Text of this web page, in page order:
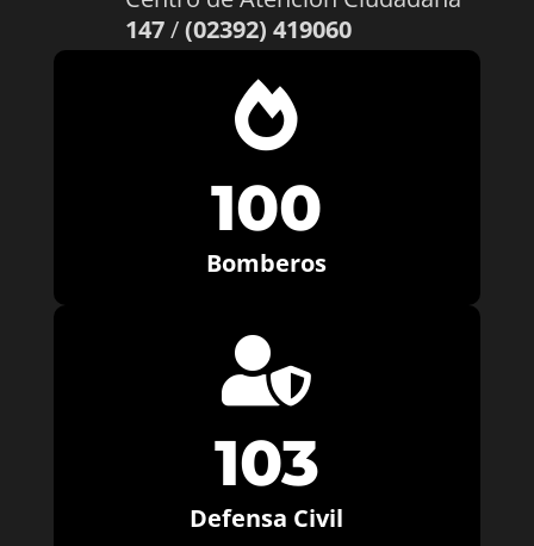
147/(02392) 419060

100
Bomberos

103
Defensa Civil